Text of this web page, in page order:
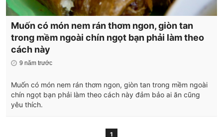
Muốn có món nem rán thơm ngon, giòn tan
trong mềm ngoài chín ngọt bạn phải làm theo
cách này
9 năm trước
Muốn có món nem rán thơm ngon, giòn tan trong mềm ngoài
chín ngọt bạn phải làm theo cách này đảm bảo ai ăn cũng
yêu thích.
1